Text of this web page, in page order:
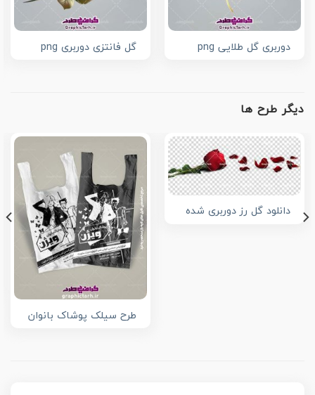
دوربری گل طلایی png گل فانتزی دوربری png
دیگر طرح ها
دانلود گل رز دوربری شده
طرح سیلک پوشاک بانوان